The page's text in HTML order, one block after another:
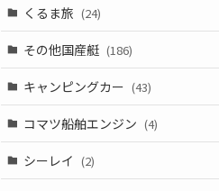
くるま旅 (24)
その他国産艇 (186)
キャンピングカー (43)
コマツ船舶エンジン (4)
シーレイ (2)